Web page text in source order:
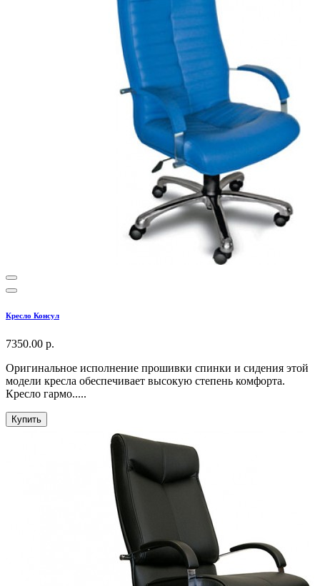
Кресло Консул
7350.00 р.
Оригинальное исполнение прошивки спинки и сидения этой
модели кресла обеспечивает высокую степень комфорта.
Кресло гармо.....
Купить